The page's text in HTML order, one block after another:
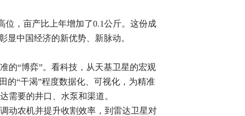
位，亩产比上年增加了0.1公斤。这份成
显中国经济的新优势、新脉动。
“博弈”。看科技，从天基卫星的宏观
的“干渴”程度数据化、可视化，为精准
需要的井口、水泵和渠道。
动农机并提升收割效率，到雷达卫星对